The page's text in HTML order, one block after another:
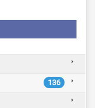
136